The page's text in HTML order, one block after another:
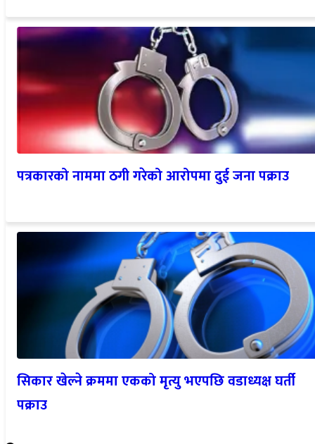
पत्रकारको नाममा ठगी गरेको आरोपमा दुई जना पक्राउ
सिकार खेल्ने क्रममा एकको मृत्यु भएपछि वडाध्यक्ष घर्ती
पक्राउ